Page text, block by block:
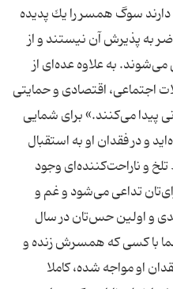
سوگ همسر را یك پدیده
به پذیرش آن نیستند و از
می‌شوند. به علاوه عده‌ای از
اجتماعی، اقتصادی و حمایتی
پیدا می‌كنند.» برای شمایی
و در فقدان او به استقبال
و ناراحت‌کننده‌ای وجود
تداعی می‌شود و غم و
و اولین حس‌تان در سال
با کسی که همسرش زنده و
او مواجه شده، کاملا